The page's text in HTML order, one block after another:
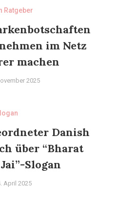
Ratgeber
im Netz
machen
2025
Danish
über “Bharat
Slogan
April 2025